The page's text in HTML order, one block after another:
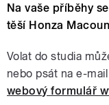
Na vaše příběhy
těší Honza
Volat do studia
nebo psát na e-mail
webový formulář